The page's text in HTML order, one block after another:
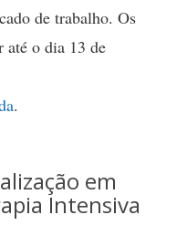
de trabalho. Os
até o dia 13 de
.
em
Intensiva